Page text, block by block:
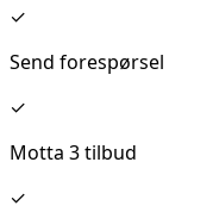
✓
Send forespørsel
✓
Motta 3 tilbud
✓